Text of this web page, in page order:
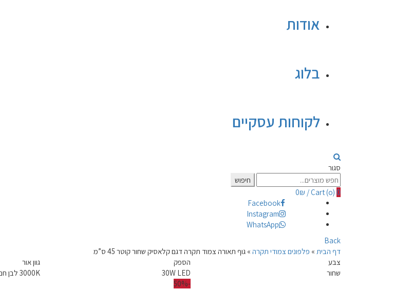
אודות
בלוג
לקוחות עסקיים
סגור
Search
for:
חיפוש
Cart (o) 0
/
0₪
Facebook
Instagram
WhatsApp
Back
דף הבית » פלפונים צמודי תקרה » גוף תאורה צמוד תקרה דגם קלאסיק שחור קוטר 45 ס”מ
גוון אור
3000K לבן חם (אור צהוב)
הספק
30W LED
צבע
שחור
-50%